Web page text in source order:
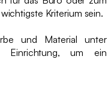
Kriterium sein.
und Material unter
Einrichtung, um ein